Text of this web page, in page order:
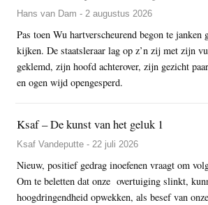
Hans van Dam - 2 augustus 2026
Pas toen Wu hartverscheurend begon te janken
kijken. De staatsleraar lag op z’n zij met zijn
geklemd, zijn hoofd achterover, zijn gezicht
en ogen wijd opengesperd.
Ksaf – De kunst van het geluk 1
Ksaf Vandeputte - 22 juli 2026
Nieuw, positief gedrag inoefenen vraagt om
Om te beletten dat onze overtuiging slinkt,
hoogdringendheid opwekken, als besef van